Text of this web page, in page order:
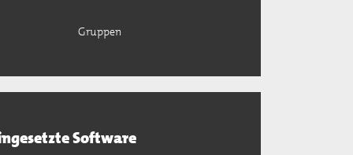
Gruppen
Software